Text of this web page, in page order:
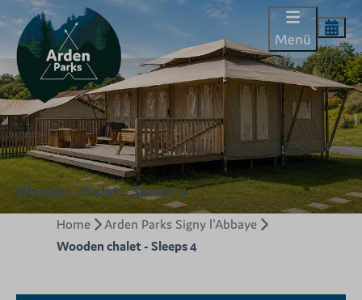
Menü
Wooden chalet - Sleeps 4
Home
Arden Parks Signy l'Abbaye
Wooden chalet - Sleeps 4